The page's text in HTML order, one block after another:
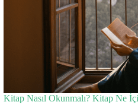
Kitap Nasıl Okunmalı? Kitap Ne